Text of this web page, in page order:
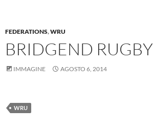
FEDERATIONS,WRU
BRIDGEND RUGBY
IMMAGINE AGOSTO 6, 2014
WRU